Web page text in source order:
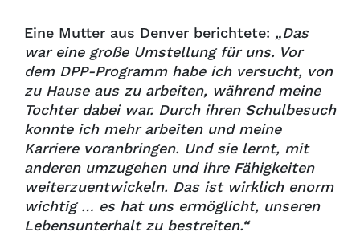
Eine Mutter aus Denver berichtete: „Das
war eine große Umstellung für uns. Vor
dem DPP-Programm habe ich versucht, von
zu Hause aus zu arbeiten, während meine
Tochter dabei war. Durch ihren Schulbesuch
konnte ich mehr arbeiten und meine
Karriere voranbringen. Und sie lernt, mit
anderen umzugehen und ihre Fähigkeiten
weiterzuentwickeln. Das ist wirklich enorm
wichtig … es hat uns ermöglicht, unseren
Lebensunterhalt zu bestreiten.“